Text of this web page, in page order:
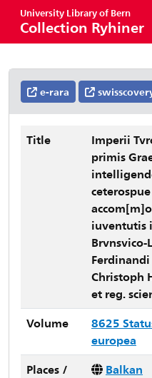
University Library of Bern
Collection Ryhiner
e-rara
Title
Imperii
primis
iuventutis
Christoph
et reg.
Volume
8625
europea
Places /
Balkan